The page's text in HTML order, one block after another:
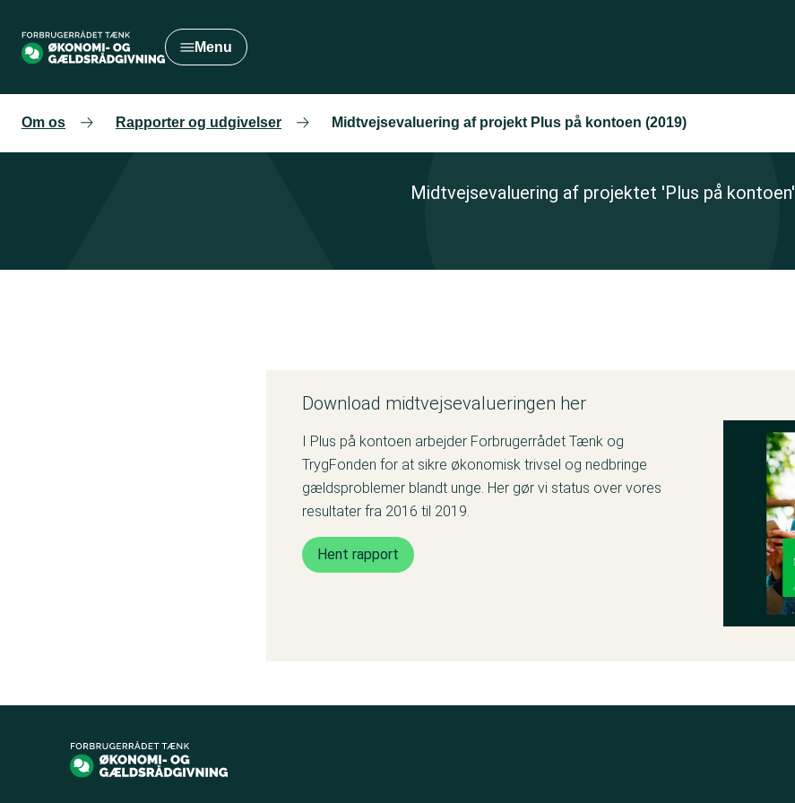
hovedindhold
Menu
Om os Rapporter og udgivelser Midtvejsevaluering af projekt Plus på kontoen (2019)
Midtvejsevaluering af projektet 'Plus på kontoen'
Download midtvejsevalueringen her
I Plus på kontoen arbejder Forbrugerrådet Tænk og
TrygFonden for at sikre økonomisk trivsel og nedbringe
gældsproblemer blandt unge. Her gør vi status over vores
resultater fra 2016 til 2019.
Hent rapport